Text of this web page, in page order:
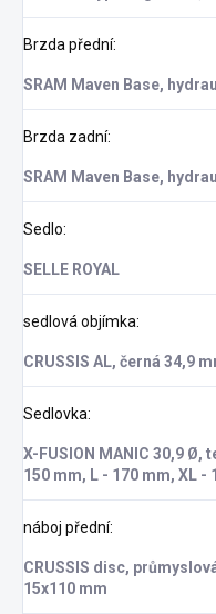
Brzda přední:
SRAM Maven Base,
Brzda zadní:
SRAM Maven Base,
Sedlo:
SELLE ROYAL
sedlová objímka:
CRUSSIS AL, černá 34,9
Sedlovka:
X-FUSION MANIC 30,9 Ø,
150 mm, L - 170 mm, XL -
náboj přední:
CRUSSIS disc,
15x110 mm